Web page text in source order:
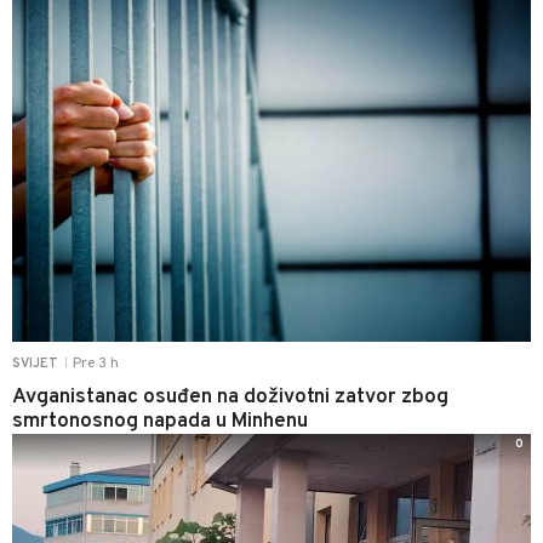
SVIJET Pre 3 h
Avganistanac osuđen na doživotni zatvor zbog
smrtonosnog napada u Minhenu
0